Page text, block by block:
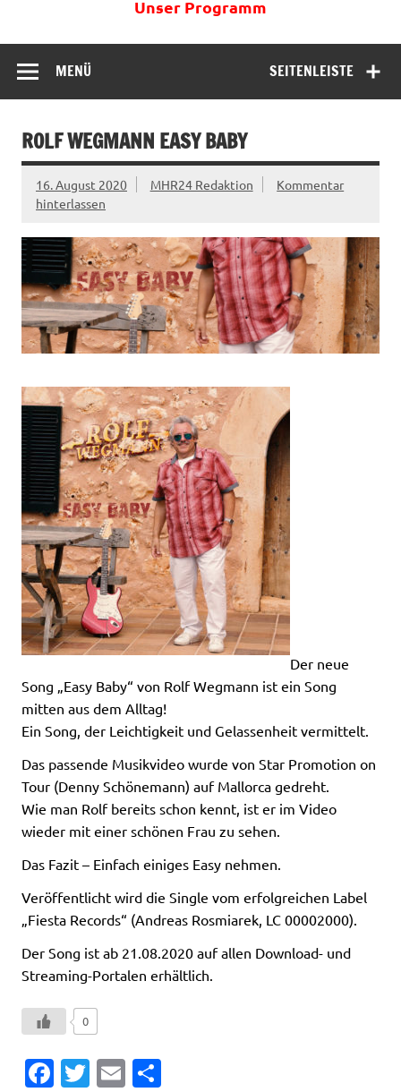
Unser Programm
SEITENLEISTE
MENÜ
ROLF WEGMANN EASY BABY
16. August 2020 MHR24 Redaktion
Kommentar
hinterlassen
Der neue
Song „Easy Baby“ von Rolf Wegmann ist ein Song
mitten aus dem Alltag!
Ein Song, der Leichtigkeit und Gelassenheit vermittelt.
Das passende Musikvideo wurde von Star Promotion on
Tour (Denny Schönemann) auf Mallorca gedreht.
Wie man Rolf bereits schon kennt, ist er im Video
wieder mit einer schönen Frau zu sehen.
Das Fazit – Einfach einiges Easy nehmen.
Veröffentlicht wird die Single vom erfolgreichen Label
„Fiesta Records“ (Andreas Rosmiarek, LC 00002000).
Der Song ist ab 21.08.2020 auf allen Download- und
Streaming-Portalen erhältlich.
0
Fa T
E